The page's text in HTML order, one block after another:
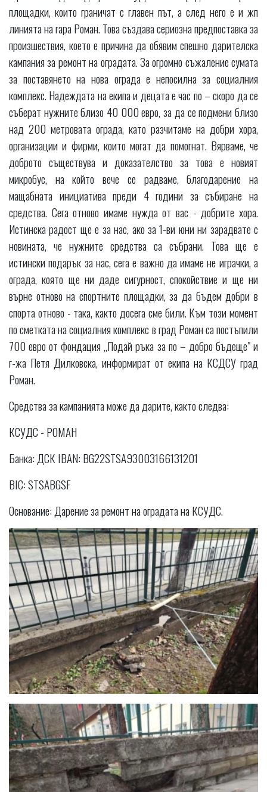
площадки, които граничат с главен път, а след него е и жп
линията на гара Роман. Това създава сериозна предпоставка за
произшествия, което е причина да обявим спешно дарителска
кампания за ремонт на оградата. За огромно съжаление сумата
за поставянето на нова ограда е непосилна за социалния
комплекс. Надеждата на екипа и децата е час по – скоро да се
съберат нужните близо 40 000 евро, за да се подмени близо
над 200 метровата ограда, като разчитаме на добри хора,
организации и фирми, които могат да помогнат. Вярваме, че
доброто съществува и доказателство за това е новият
микробус, на който вече се радваме, благодарение на
мащабната инициатива преди 4 години за събиране на
средства. Сега отново имаме нужда от вас - добрите хора.
Истинска радост ще е за нас, ако за 1-ви юни ни зарадвате с
новината, че нужните средства са събрани. Това ще е
истински подарък за нас, сега е важно да имаме не играчки, а
ограда, която ще ни даде сигурност, спокойствие и ще ни
върне отново на спортните площадки, за да бъдем добри в
спорта отново - така, както досега сме били. Към този момент
по сметката на социалния комплекс в град Роман са постъпили
700 евро от фондация „Подай ръка за по – добро бъдеще" и
г-жа Петя Дилковска, информират от екипа на КСДСУ град
Роман.
Средства за кампанията може да дарите, както следва:
КСУДС - РОМАН
Банка: ДСК IBAN: BG22STSA93003166131201
BIC: STSABGSF
Основание: Дарение за ремонт на оградата на КСУДС.